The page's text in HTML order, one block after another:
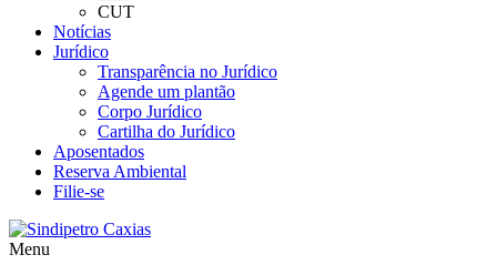
CUT
Notícias
Jurídico
Transparência no Jurídico
Agende um plantão
Corpo Jurídico
Cartilha do Jurídico
Aposentados
Reserva Ambiental
Filie-se
Menu